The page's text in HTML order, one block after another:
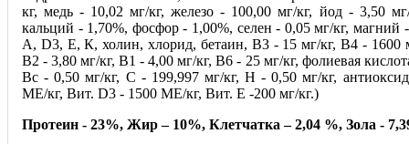
кг, медь - 10,02 мг/кг, железо - 100,00 мг/кг, йод - 3,50
кальций - 1,70%, фосфор - 1,00%, селен - 0,05 мг/кг,
А, D3, Е, К, холин, хлорид, бетаин, В3 - 15 мг/кг, В4 - 1600
В2 - 3,80 мг/кг, В1 - 4,00 мг/кг, В6 - 25 мг/кг, фолиевая
Bc - 0,50 мг/кг, С - 199,997 мг/кг, H - 0,50 мг/кг,
МЕ/кг, Вит. D3 - 1500 ME/кг, Вит. Е -200 мг/кг.)
Протеин - 23%, Жир – 10%, Клетчатка – 2,04 %, Зола -